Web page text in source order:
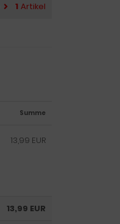
1 Artikel
Summe
13,99 EUR
13,99 EUR